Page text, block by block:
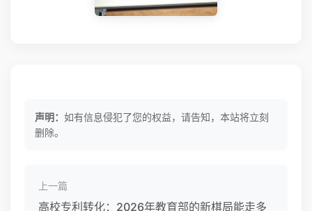
声明： 如有信息侵犯了您的权益，请告知，本站将立刻
删除。
上一篇
高校专利转化：2026年教育部的新棋局能走多